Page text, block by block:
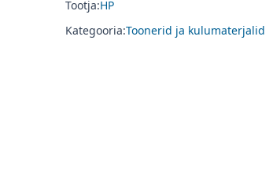
Tootja:HP
Kategooria:Toonerid ja kulumaterjalid